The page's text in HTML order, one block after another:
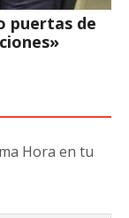
puertas de
Hora en tu